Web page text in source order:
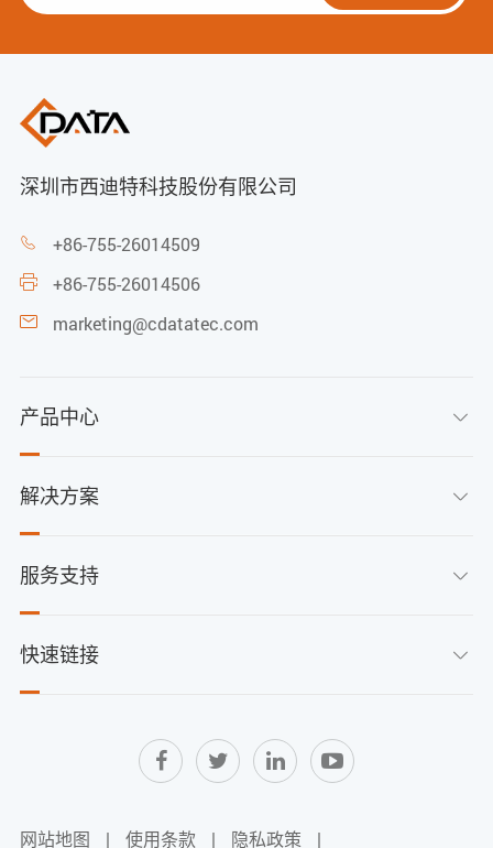
深圳市西迪特科技股份有限公司
 +86-755-26014509
 +86-755-26014506
 marketing@cdatatec.com
产品中心 
解决方案 
服务支持 
快速链接 
网站地图 | 使用条款 | 隐私政策 |